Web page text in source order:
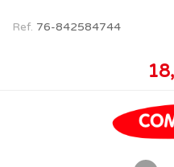
Ref. 76-842584744